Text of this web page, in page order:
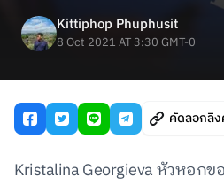
Kittiphop Phuphusit
8 Oct 2021 AT 3:30 GMT-0
คัดลอกลิ
Kristalina Georgieva หัวหอก